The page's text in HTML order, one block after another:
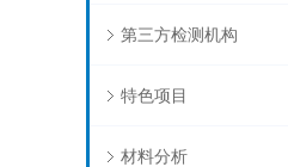
第三方检测机构
特色项目
材料分析